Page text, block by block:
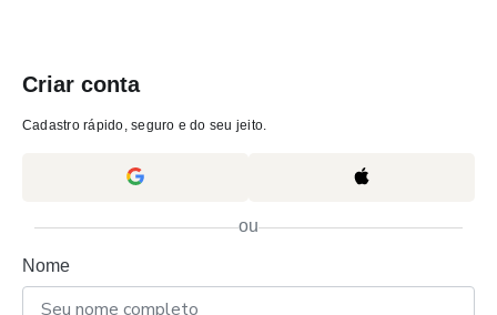
Criar conta
Cadastro rápido, seguro e do seu jeito.
ou
Nome